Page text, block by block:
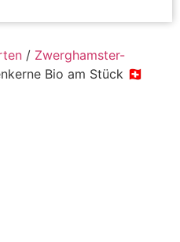
/ Zwerghamster-
Bio am Stück 🇨🇭